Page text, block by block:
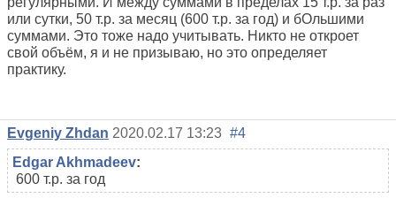
или сутки, 50 т.р. за месяц (600 т.р. за год) и бОльшими
суммами. Это тоже надо учитывать. Никто не откроет
свой объём, я и не призываю, но это определяет
практику.
Evgeniy Zhdan 2020.02.17 13:23 #4
Edgar Akhmadeev:
600 т.р. за год